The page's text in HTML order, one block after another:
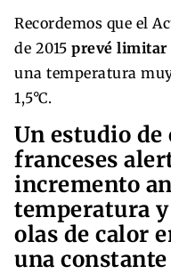
Recordemos que el
de 2015 prevé limitar
una temperatura
1,5°C.
Un estudio
franceses
incremento
temperatura
olas de calor
una